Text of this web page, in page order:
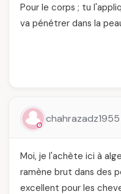
Pour le corps ; tu
va pénétrer dans la
chahrazadz1955
Moi, je l'achète ici à
ramène brut dans des
excellent pour les